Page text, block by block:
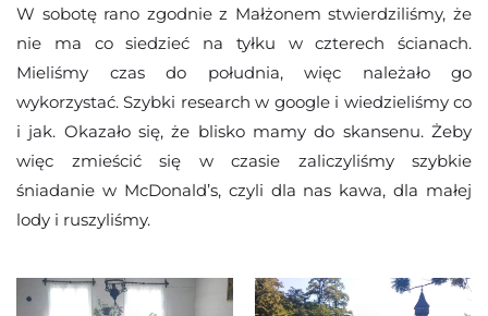
W sobotę rano zgodnie z Małżonem stwierdziliśmy, że
nie ma co siedzieć na tyłku w czterech ścianach.
Mieliśmy czas do południa, więc należało go
wykorzystać. Szybki research w google i wiedzieliśmy co
i jak. Okazało się, że blisko mamy do skansenu. Żeby
więc zmieścić się w czasie zaliczyliśmy szybkie
śniadanie w McDonald’s, czyli dla nas kawa, dla małej
lody i ruszyliśmy.